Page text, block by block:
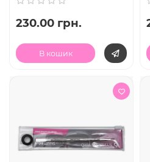
230.00 грн.
В кошик